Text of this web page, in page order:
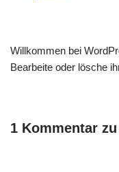
Willkommen bei
Bearbeite oder lösche
1 Kommentar